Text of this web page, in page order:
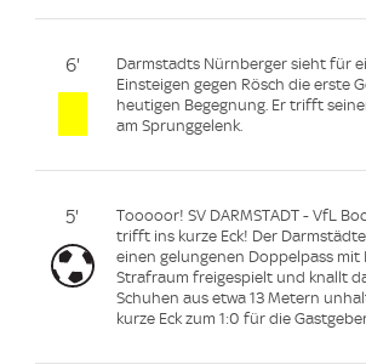
6'
Darmstadts Nürnberger sieht für
Einsteigen gegen Rösch die erste
heutigen Begegnung. Er trifft
am Sprunggelenk.
5'
Tooooor! SV DARMSTADT - VfL
trifft ins kurze Eck! Der
einen gelungenen Doppelpass mit
Strafraum freigespielt und knallt
Schuhen aus etwa 13 Metern
kurze Eck zum 1:0 für die